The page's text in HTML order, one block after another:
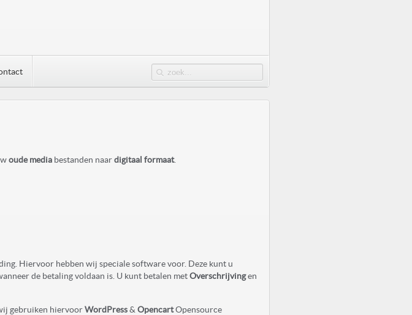
oude media bestanden naardigitaal formaat.
Hiervoor hebben wij speciale software voor. Deze kunt u
de betaling voldaan is. U kunt betalen metOverschrijvingen
gebruiken hiervoorWordPress& OpencartOpensource